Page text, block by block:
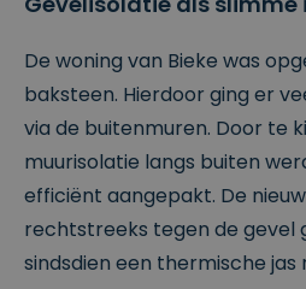
De woning van Bieke was
baksteen. Hierdoor ging er
via de buitenmuren. Door te
muurisolatie langs buiten
efficiënt aangepakt. De
rechtstreeks tegen de gevel
sindsdien een thermische jas